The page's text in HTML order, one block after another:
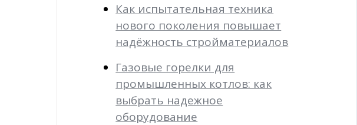
Как испытательная техника
нового поколения повышает
надёжность стройматериалов
Газовые горелки для
промышленных котлов: как
выбрать надежное
оборудование